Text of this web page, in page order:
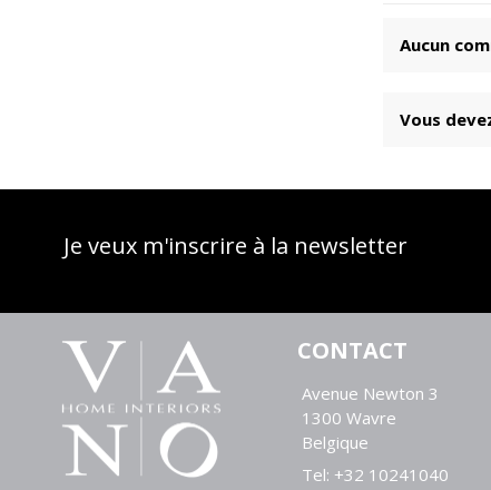
Aucun
Vous
Je veux m'inscrire à la newsletter
CONTACT
Avenue Newton 3
1300 Wavre
Belgique
Tel: +32 10241040